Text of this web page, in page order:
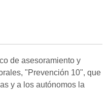
de asesoramiento y
"Prevención 10", que
y a los autónomos la